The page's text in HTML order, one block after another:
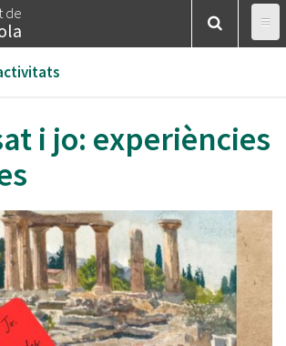
de
i jo: experiències